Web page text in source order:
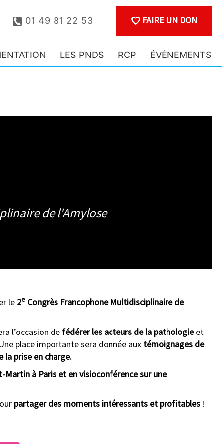
FAIRE UN DON
01 49 81 22 53
LES PNDS RCP ÉVÈNEMENTS
de l'Amylose
le 2eCongrès Francophone Multidisciplinaire de
l’occasion de fédérer les acteurs de la pathologieet
place importante sera donnée aux témoignages de
la prise en charge.
Martin à Paris et en visioconférence sur une
partager des moments intéressants et profitables !